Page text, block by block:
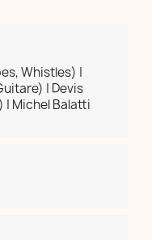
Whistles) |
| Devis
| Michel Balatti